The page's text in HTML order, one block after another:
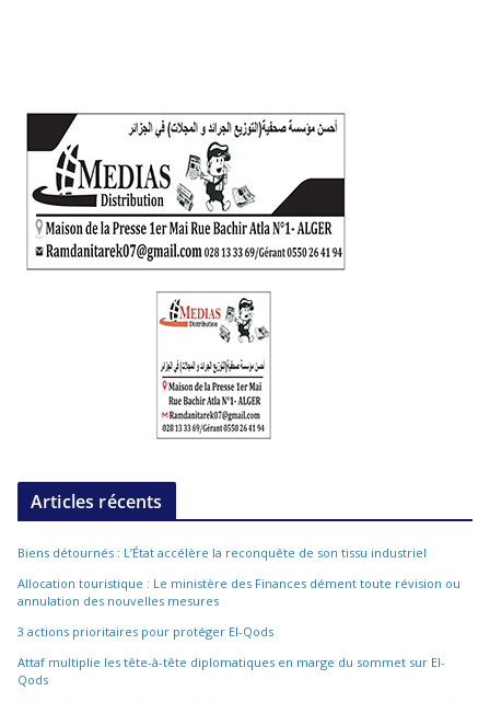
Articles récents
Biens détournés : L’État accélère la reconquête de son tissu industriel
Allocation touristique : Le ministère des Finances dément toute révision ou
annulation des nouvelles mesures
3 actions prioritaires pour protéger El-Qods
Attaf multiplie les tête-à-tête diplomatiques en marge du sommet sur El-
Qods